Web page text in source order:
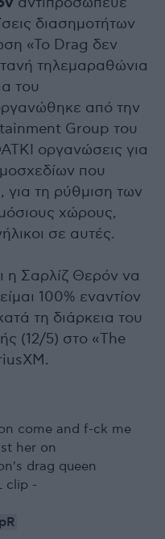
διασημοτήτων
«Το Drag δεν
τηλεμαραθώνια
του
από την
Group του
οργανώσεις για
που
για τη ρύθμιση των
χώρους,
σε αυτές.
η Σαρλίζ Θερόν να
100% εναντίον
τη διάρκεια του
(12/5) στο «The
come and f-ck me
her on
drag queen
clip -